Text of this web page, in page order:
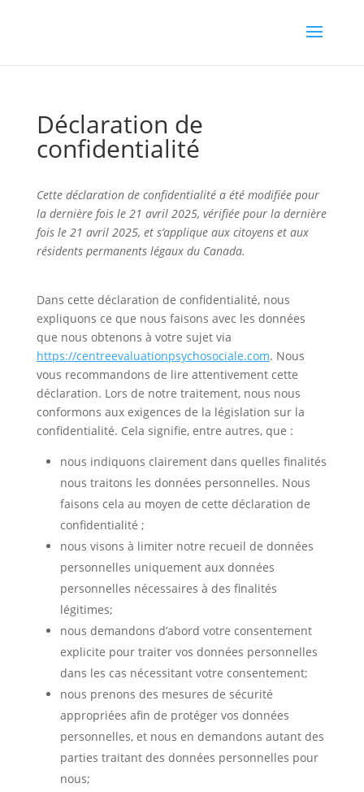
Déclaration de
confidentialité
Cette déclaration de confidentialité a été modifiée pour
la dernière fois le 21 avril 2025, vérifiée pour la dernière
fois le 21 avril 2025, et s’applique aux citoyens et aux
résidents permanents légaux du Canada.
Dans cette déclaration de confidentialité, nous
expliquons ce que nous faisons avec les données
que nous obtenons à votre sujet via
https://centreevaluationpsychosociale.com. Nous
vous recommandons de lire attentivement cette
déclaration. Lors de notre traitement, nous nous
conformons aux exigences de la législation sur la
confidentialité. Cela signifie, entre autres, que :
nous indiquons clairement dans quelles finalités
nous traitons les données personnelles. Nous
faisons cela au moyen de cette déclaration de
confidentialité ;
nous visons à limiter notre recueil de données
personnelles uniquement aux données
personnelles nécessaires à des finalités
légitimes;
nous demandons d’abord votre consentement
explicite pour traiter vos données personnelles
dans les cas nécessitant votre consentement;
nous prenons des mesures de sécurité
appropriées afin de protéger vos données
personnelles, et nous en demandons autant des
parties traitant des données personnelles pour
nous;